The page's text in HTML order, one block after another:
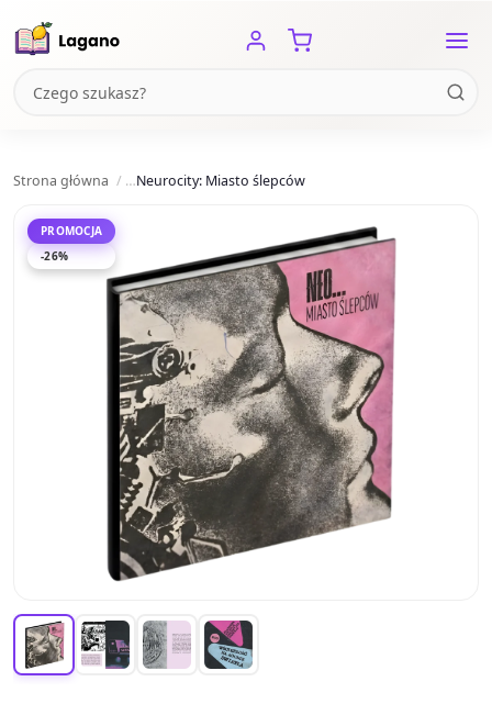
Strona główna Neurocity: Miasto ślepców
PROMOCJA
-26%